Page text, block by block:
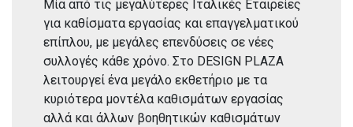
Μία από τις μεγαλύτερες Ιταλικές Εταιρείες
για καθίσματα εργασίας και επαγγελματικού
επίπλου, με μεγάλες επενδύσεις σε νέες
συλλογές κάθε χρόνο. Στο DESIGN PLAZA
λειτουργεί ένα μεγάλο εκθετήριο με τα
κυριότερα μοντέλα καθισμάτων εργασίας
αλλά και άλλων βοηθητικών καθισμάτων